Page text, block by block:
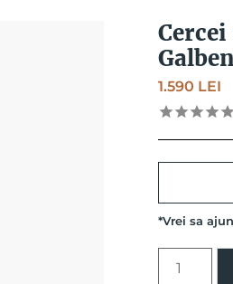
1.590 LEI
*Vrei sa
Cercei